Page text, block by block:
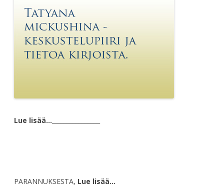
Lue lisää…
PARANNUKSESTA, Lue lisää…